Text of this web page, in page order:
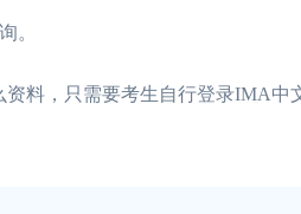
。
资料，只需要考生自行登录IMA